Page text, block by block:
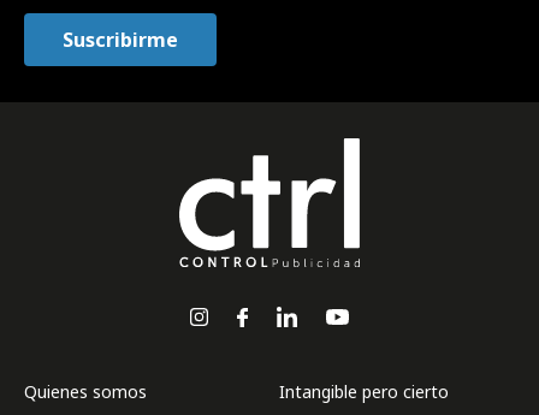
Quienes somos
Intangible pero cierto